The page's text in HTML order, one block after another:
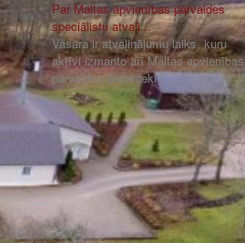
Par Maltas apvienības pārvaldes
speciālistu atvaļi...
Vasara ir atvaļinājumu laiks, kuru
aktīvi izmanto arī Maltas apvienības
pārvaldes darbinieki [ ... ]